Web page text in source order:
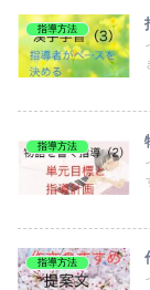
指導方法
指導方法
指導方法